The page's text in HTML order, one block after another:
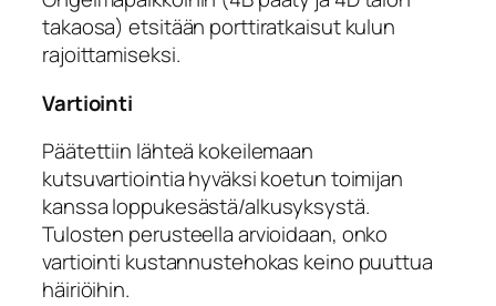
takaosa) etsitään porttiratkaisut kulun
rajoittamiseksi.
Vartiointi
Päätettiin lähteä kokeilemaan
kutsuvartiointia hyväksi koetun toimijan
kanssa loppukesästä/alkusyksystä.
Tulosten perusteella arvioidaan, onko
vartiointi kustannustehokas keino puuttua
häiriöihin.